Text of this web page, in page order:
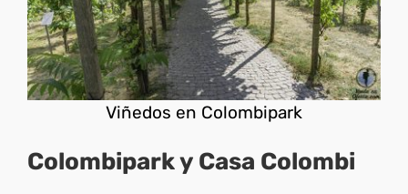
Viñedos en Colombipark
Colombipark y Casa Colombi